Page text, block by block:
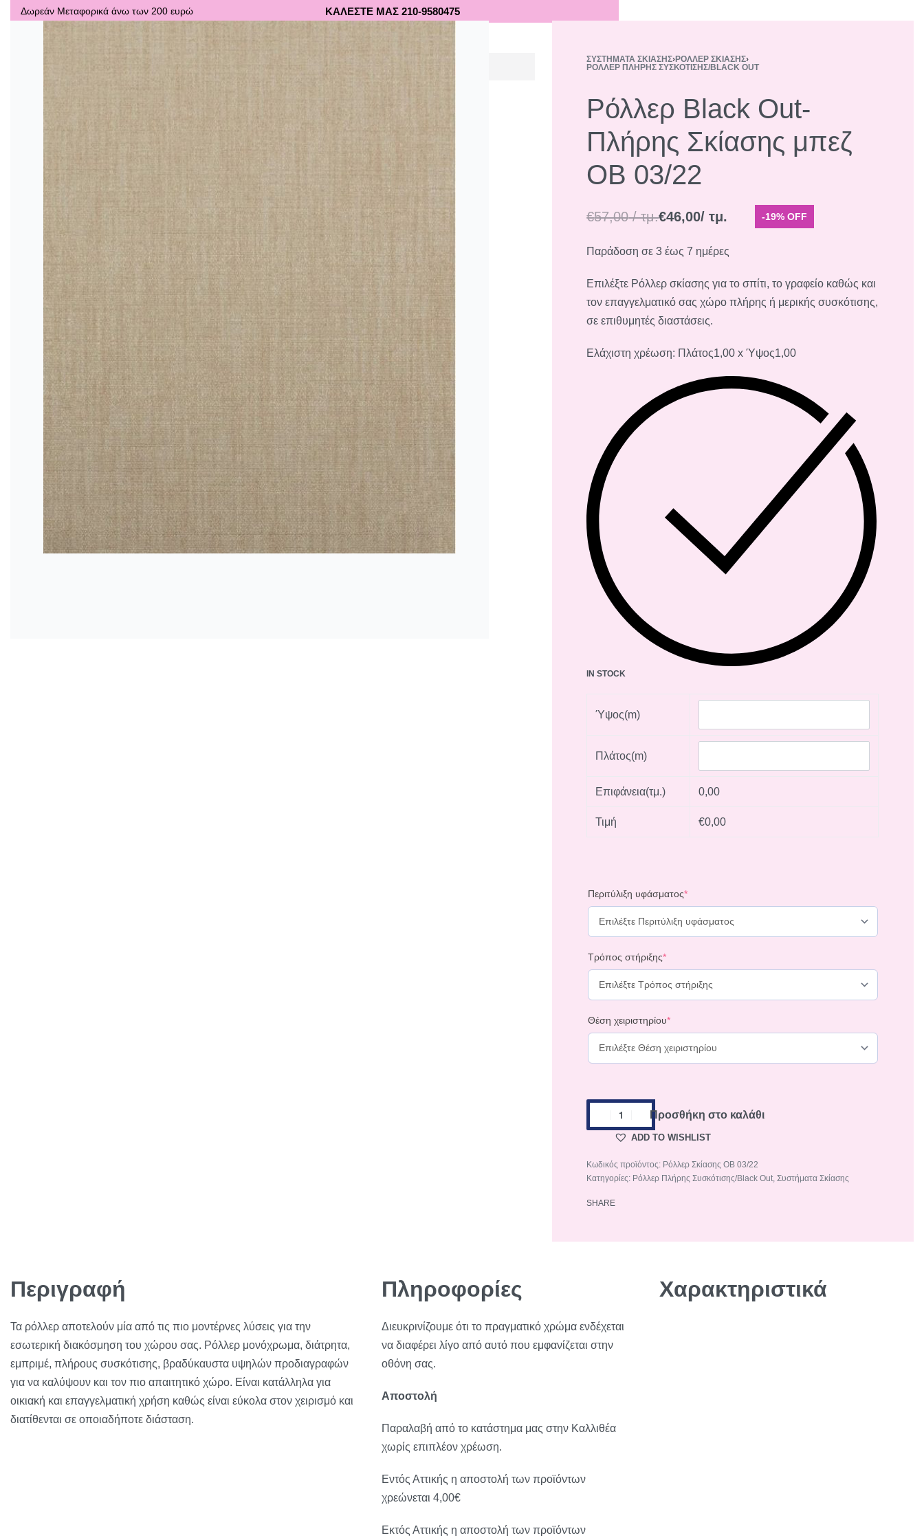
Δωρεάν Μεταφορικά άνω των 200 ευρώ ΚΑΛΕΣΤΕ ΜΑΣ 210-9580475
Φύλαξη Χαλιών Επικοινωνία
ΣΥΣΤΉΜΑΤΑ ΣΚΊΑΣΗΣ›ΡΌΛΛΕΡ ΣΚΊΑΣΗΣ›
ΡΌΛΛΕΡ ΠΛΉΡΗΣ ΣΥΣΚΌΤΙΣΗΣ/BLACK OUT
Ρόλλερ Black Out-
Πλήρης Σκίασης μπεζ
OB 03/22
€57,00/ τμ.€46,00/ τμ. -19% OFF
Παράδοση σε 3 έως 7 ημέρες
Επιλέξτε Ρόλλερ σκίασης για το σπίτι, το γραφείο καθώς και
τον επαγγελματικό σας χώρο πλήρης ή μερικής συσκότισης,
σε επιθυμητές διαστάσεις.
Ελάχιστη χρέωση: Πλάτος1,00 x Ύψος1,00
IN STOCK
Ύψος(m)
Πλάτος(m)
Επιφάνεια(τμ.) 0,00
Τιμή €0,00
Περιτύλιξη υφάσματος*
Τρόπος στήριξης*
Θέση χειριστηρίου*
Προσθήκη στο καλάθι
ADD TO WISHLIST
Ρόλλερ Σκίασης OB 03/22
Κατηγορίες: Ρόλλερ Πλήρης Συσκότισης/Black Out,Συστήματα Σκίασης
SHARE
Περιγραφή
Τα ρόλλερ αποτελούν μία από τις πιο μοντέρνες λύσεις για την
εσωτερική διακόσμηση του χώρου σας. Ρόλλερ μονόχρωμα, διάτρητα,
εμπριμέ, πλήρους συσκότισης, βραδύκαυστα υψηλών προδιαγραφών
για να καλύψουν και τον πιο απαιτητικό χώρο. Είναι κατάλληλα για
οικιακή και επαγγελματική χρήση καθώς είναι εύκολα στον χειρισμό και
διατίθενται σε οποιαδήποτε διάσταση.
Πληροφορίες
Διευκρινίζουμε ότι το πραγματικό χρώμα ενδέχεται
να διαφέρει λίγο από αυτό που εμφανίζεται στην
οθόνη σας.
Αποστολή
Παραλαβή από το κατάστημα μας στην Καλλιθέα
χωρίς επιπλέον χρέωση.
Εντός Αττικής η αποστολή των προϊόντων
χρεώνεται 4,00€
Εκτός Αττικής η αποστολή των προϊόντων
Χαρακτηριστικά